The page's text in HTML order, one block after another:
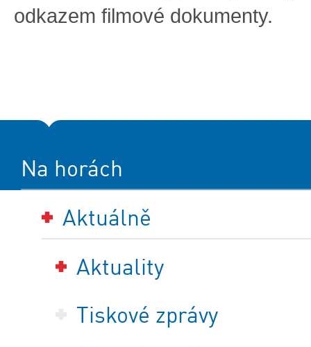
odkazem filmové dokumenty.
Na horách
Aktuálně
Aktuality
Tiskové zprávy